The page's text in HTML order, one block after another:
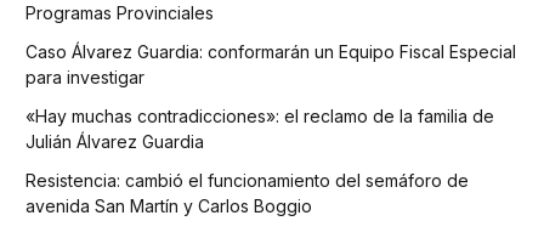
Programas Provinciales
Caso Álvarez Guardia: conformarán un Equipo Fiscal Especial
para investigar
«Hay muchas contradicciones»: el reclamo de la familia de
Julián Álvarez Guardia
Resistencia: cambió el funcionamiento del semáforo de
avenida San Martín y Carlos Boggio